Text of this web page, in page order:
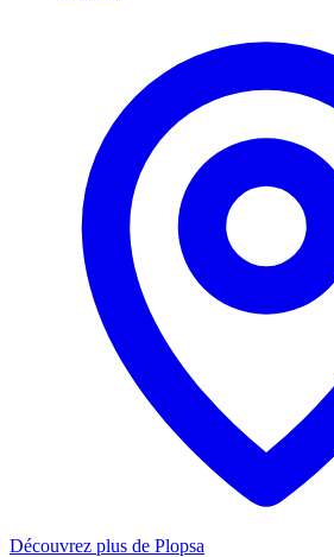
Découvrez plus de Plopsa